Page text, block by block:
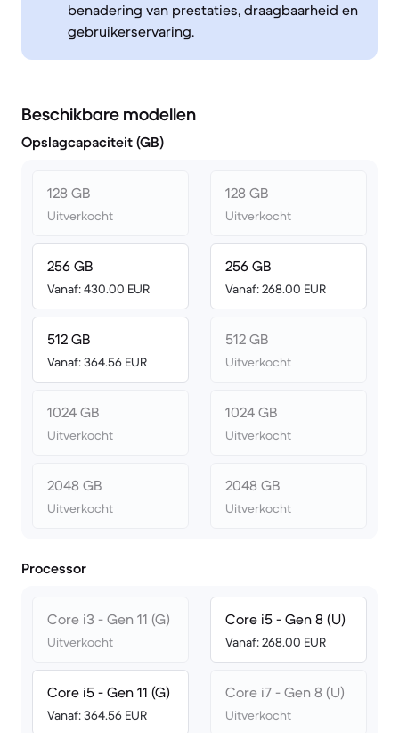
benadering van prestaties, draagbaarheid en
gebruikerservaring.
Beschikbare modellen
Opslagcapaciteit (GB)
128 GB
Uitverkocht
256 GB
Vanaf: 430.00 EUR
512 GB
Vanaf: 364.56 EUR
1024 GB
Uitverkocht
2048 GB
Uitverkocht
128 GB
Uitverkocht
256 GB
Vanaf: 268.00 EUR
512 GB
Uitverkocht
1024 GB
Uitverkocht
2048 GB
Uitverkocht
Processor
Core i3 - Gen 11 (G)
Uitverkocht
Core i5 - Gen 11 (G)
Vanaf: 364.56 EUR
Core i5 - Gen 8 (U)
Vanaf: 268.00 EUR
Core i7 - Gen 8 (U)
Uitverkocht